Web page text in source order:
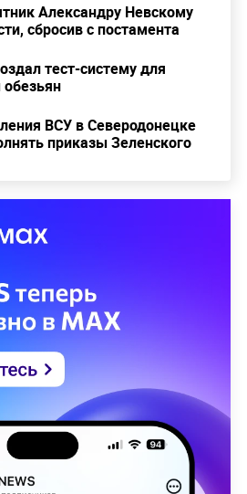
Александру Невскому
сбросив с постамента
тест-систему для
ВСУ в Северодонецке
приказы Зеленского